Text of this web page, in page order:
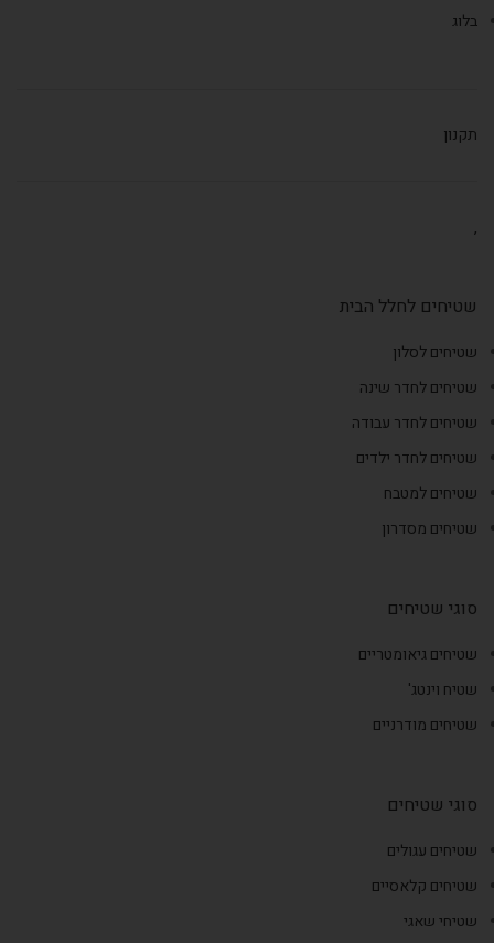
בלוג
תקנון
,
שטיחים לחלל הבית
שטיחים לסלון
שטיחים לחדר שינה
שטיחים לחדר עבודה
שטיחים לחדר ילדים
שטיחים למטבח
שטיחים מסדרון
סוגי שטיחים
שטיחים גיאומטריים
שטיח וינטג'
שטיחים מודרניים
סוגי שטיחים
שטיחים עגולים
שטיחים קלאסיים
שטיחי שאגי